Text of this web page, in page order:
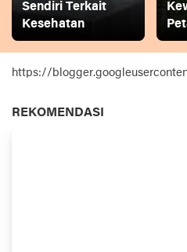
Sendiri Terkait
Kesehatan
https://
REKOMENDASI